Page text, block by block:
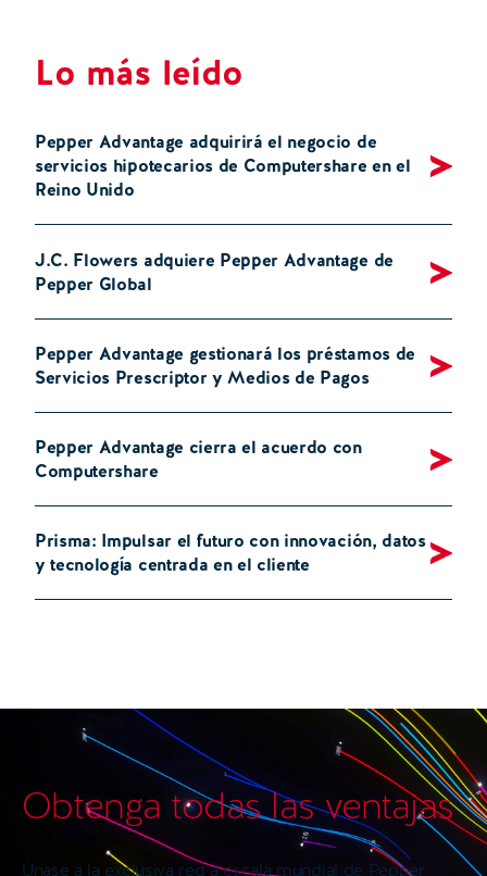
Lo más leído
Pepper Advantage adquirirá el negocio de
servicios hipotecarios de Computershare en el
Reino Unido
J.C. Flowers adquiere Pepper Advantage de
Pepper Global
Pepper Advantage gestionará los préstamos de
Servicios Prescriptor y Medios de Pagos
Pepper Advantage cierra el acuerdo con
Computershare
Prisma: Impulsar el futuro con innovación, datos
y tecnología centrada en el cliente
Obtenga todas las ventajas
Únase a la exclusiva red a escala mundial de Pepper